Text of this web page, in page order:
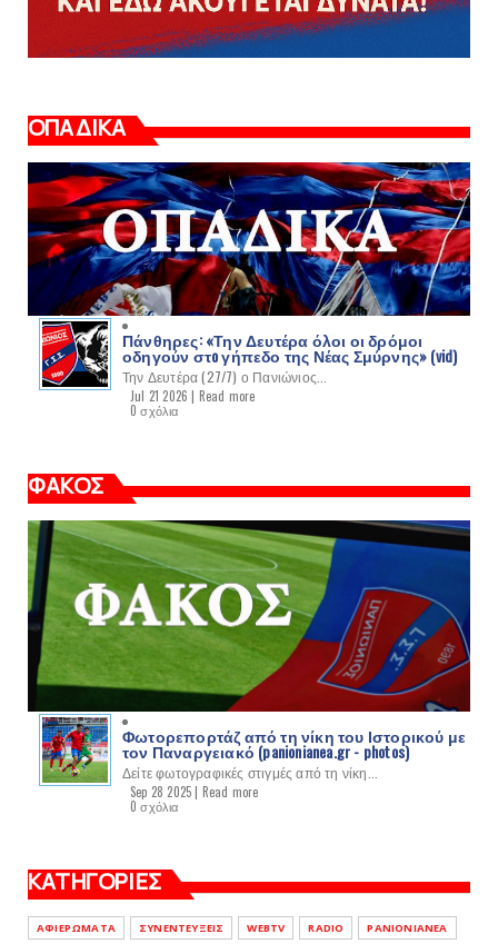
ΟΠΑΔΙΚΑ
Πάνθηρες: «Την Δευτέρα όλοι οι δρόμοι
οδηγούν στo γήπεδο της Νέας Σμύρνης» (vid)
Την Δευτέρα (27/7) ο Πανιώνιος...
Jul 21 2026 | Read more
0 σχόλια
ΦΑΚΟΣ
Φωτορεπορτάζ από τη νίκη του Ιστορικού με
τον Παναργειακό (panionianea.gr - photos)
Δείτε φωτογραφικές στιγμές από τη νίκη...
Sep 28 2025 | Read more
0 σχόλια
ΚΑΤΗΓΟΡΙΕΣ
ΑΦΙΕΡΩΜΑΤΑ ΣΥΝΕΝΤΕΥΞΕΙΣ WEBTV RADIO
PANIONIANEA